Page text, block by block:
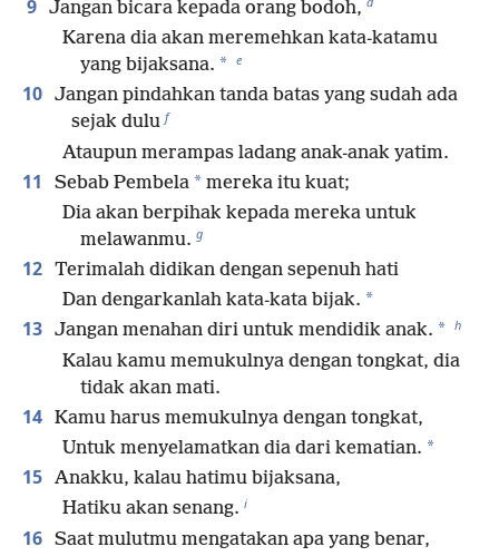
9 Jangan bicara kepada orang bodoh,
Karena dia akan meremehkan kata-katamu
yang bijaksana. * e
10 Jangan pindahkan tanda batas yang sudah ada
sejak dulu f
Ataupun merampas ladang anak-anak yatim.
11 Sebab Pembela * mereka itu kuat;
Dia akan berpihak kepada mereka untuk
melawanmu. g
12 Terimalah didikan dengan sepenuh hati
Dan dengarkanlah kata-kata bijak. *
13 Jangan menahan diri untuk mendidik anak. * h
Kalau kamu memukulnya dengan tongkat, dia
tidak akan mati.
14 Kamu harus memukulnya dengan tongkat,
Untuk menyelamatkan dia dari kematian. *
15 Anakku, kalau hatimu bijaksana,
Hatiku akan senang. i
16 Saat mulutmu mengatakan apa yang benar,